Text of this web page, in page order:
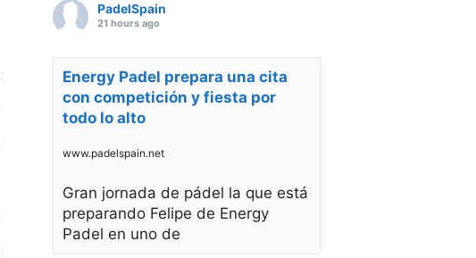
PadelSpain
21 hours ago
Energy Padel prepara una cita
con competición y fiesta por
todo lo alto
www.padelspain.net
Gran jornada de pádel la que está
preparando Felipe de Energy
Padel en uno de